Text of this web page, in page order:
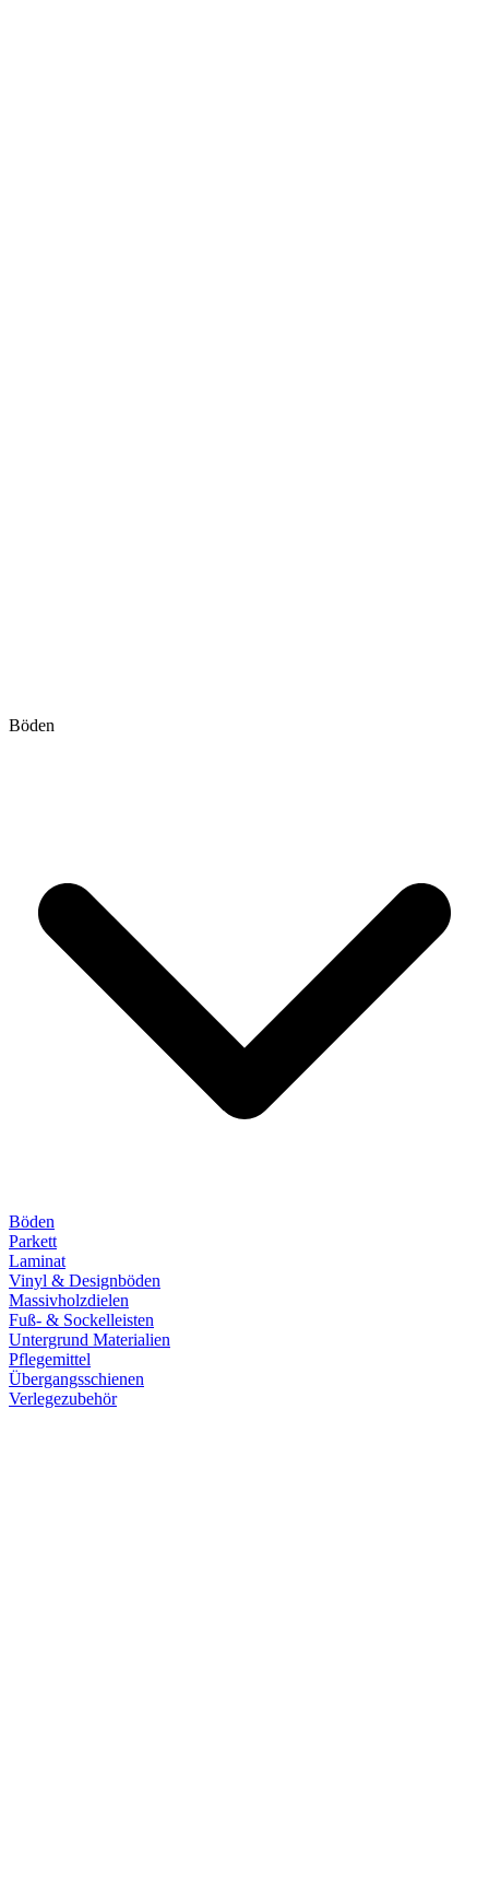
Böden
Böden
Parkett
Laminat
Vinyl & Designböden
Massivholzdielen
Fuß- & Sockelleisten
Untergrund Materialien
Pflegemittel
Übergangsschienen
Verlegezubehör